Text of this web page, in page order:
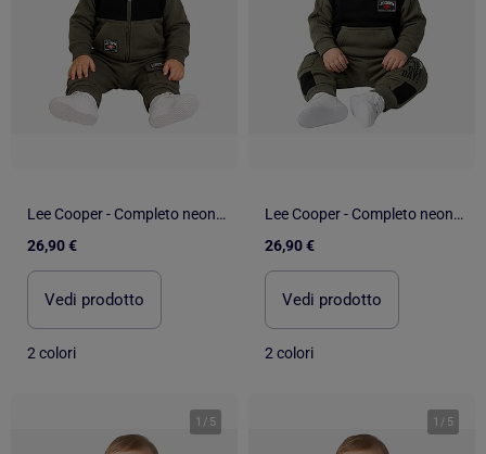
Lee Cooper - Completo neonato bambino
26,90 €
Vedi prodotto
2 colori
Lee Cooper - Completo neonato bambino
26,90 €
Vedi prodotto
2 colori
1 / 5 1 / 5